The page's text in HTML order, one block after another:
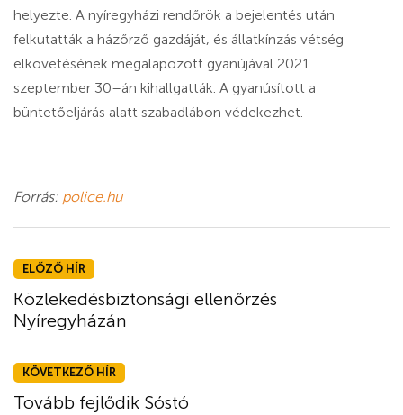
helyezte. A nyíregyházi rendőrök a bejelentés után
felkutatták a házőrző gazdáját, és állatkínzás vétség
elkövetésének megalapozott gyanújával 2021.
szeptember 30–án kihallgatták. A gyanúsított a
büntetőeljárás alatt szabadlábon védekezhet.
Forrás: police.hu
ELŐZŐ HÍR
Közlekedésbiztonsági ellenőrzés
Nyíregyházán
KÖVETKEZŐ HÍR
Tovább fejlődik Sóstó